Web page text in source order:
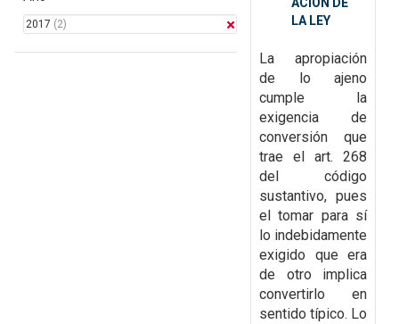
2017 (2)
ACION DE
LA LEY
La apropiación
de lo ajeno
cumple la
exigencia de
conversión que
trae el art. 268
del código
sustantivo, pues
el tomar para sí
lo indebidamente
exigido que era
de otro implica
convertirlo en
sentido típico. Lo